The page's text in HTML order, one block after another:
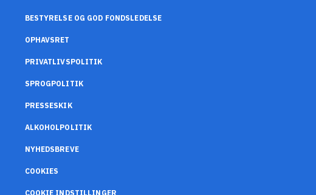
BESTYRELSE OG GOD FONDSLEDELSE
OPHAVSRET
PRIVATLIVSPOLITIK
SPROGPOLITIK
PRESSESKIK
ALKOHOLPOLITIK
NYHEDSBREVE
COOKIES
COOKIE INDSTILLINGER